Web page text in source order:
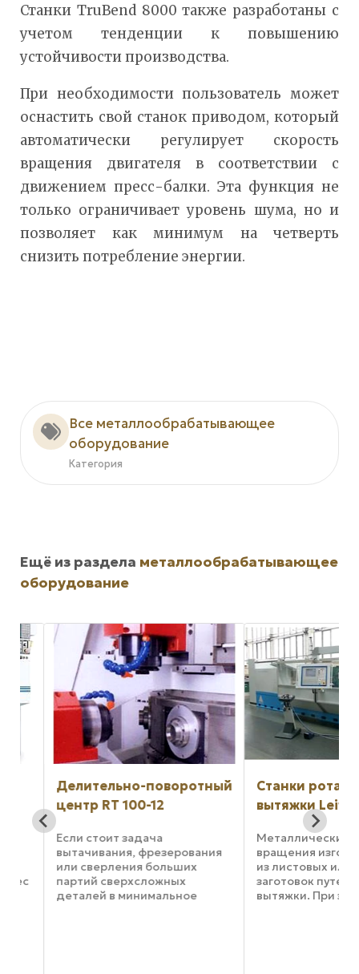
Станки TruBend 8000 также разработаны с
учетом тенденции к повышению
устойчивости производства.
При необходимости пользователь может
оснастить свой станок приводом, который
автоматически регулирует скорость
вращения двигателя в соответствии с
движением пресс-балки. Эта функция не
только ограничивает уровень шума, но и
позволяет как минимум на четверть
снизить потребление энергии.
Все металлообрабатывающее
оборудование
Категория
Ещё из раздела металлообрабатывающее
оборудование
Делительно-поворотный
центр RT 100-12
Если стоит задача
вытачивания, фрезерования
или сверления больших
партий сверхсложных
деталей в минимальное
Станки
вытяжки Leifeld
Металлические
вращения
из листовых или
заготовок путем
вытяжки. При этом